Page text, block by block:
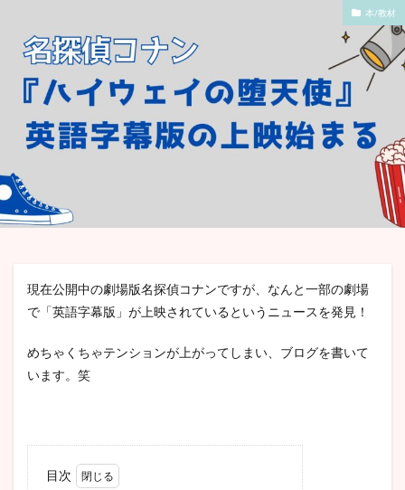
本/教材
現在公開中の劇場版名探偵コナンですが、なんと一部の劇場
で「英語字幕版」が上映されているというニュースを発見！
めちゃくちゃテンションが上がってしまい、ブログを書いて
います。笑
目次
英語おもちゃ
DWE
イベント
おうち英語全般
息子の記録
親向けの本
検索